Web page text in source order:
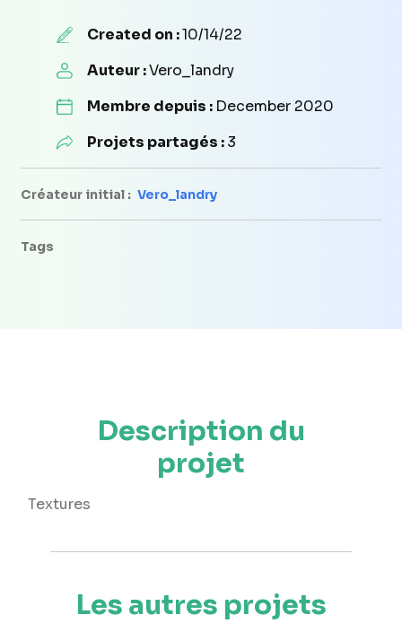
Created on :10/14/22
Auteur :Vero_landry
Membre depuis : December 2020
Projets partagés :3
Créateur initial : Vero_landry
Tags
Description du
projet
Textures
Les autres projets